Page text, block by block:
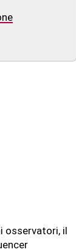
osservatori, il